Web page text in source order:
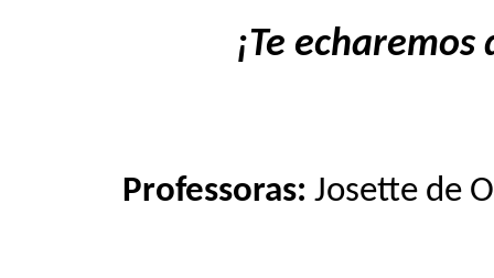
¡Te
Professoras: Josette de